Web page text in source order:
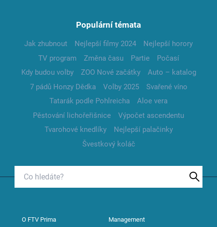
Populární témata
Jak zhubnout Nejlepší filmy 2024
Nejlepší horory
TV program
Změna času Partie
Počasí
Kdy budou volby
ZOO Nové začátky
Auto – katalog
7 pádů Honzy Dědka
Volby 2025
Svařené víno
Tatarák podle Pohlreicha
Aloe vera
Pěstování lichořeřišnice
Výpočet ascendentu
Tvarohové knedlíky
Nejlepší palačinky
Švestkový koláč
O FTV Prima Management